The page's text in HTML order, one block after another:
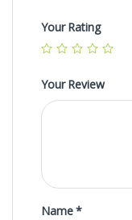
Your Rating
Your Review
Name*